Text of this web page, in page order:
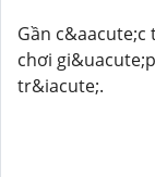
Gần
chơi
tr&iacute;.